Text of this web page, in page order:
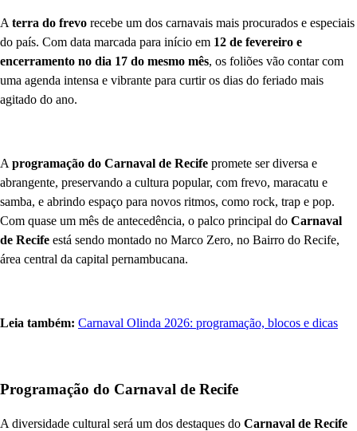
A terra do frevo recebe um dos carnavais mais procurados e especiais
do país. Com data marcada para início em 12 de fevereiro e
encerramento no dia 17 do mesmo mês, os foliões vão contar com
uma agenda intensa e vibrante para curtir os dias do feriado mais
agitado do ano.
A programação do Carnaval de Recife promete ser diversa e
abrangente, preservando a cultura popular, com frevo, maracatu e
samba, e abrindo espaço para novos ritmos, como rock, trap e pop.
Com quase um mês de antecedência, o palco principal do Carnaval
de Recife está sendo montado no Marco Zero, no Bairro do Recife,
área central da capital pernambucana.
Leia também: Carnaval Olinda 2026: programação, blocos e dicas
Programação do Carnaval de Recife
A diversidade cultural será um dos destaques do Carnaval de Recife